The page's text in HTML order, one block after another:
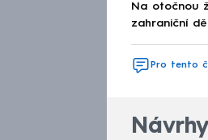
Na otočnou
zahraniční
Pro tento